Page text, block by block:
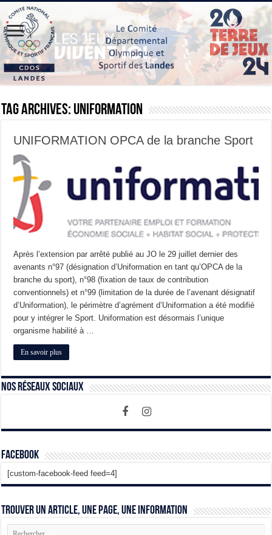
Tag Archives: uniformation
UNIFORMATION OPCA de la branche Sport
Après l’extension par arrêté publié au JO le 29 juillet dernier des
avenants n°97 (désignation d’Uniformation en tant qu’OPCA de la
branche du sport), n°98 (fixation de taux de contribution
conventionnels) et n°99 (limitation de la durée de l’avenant désignatif
d’Uniformation), le périmètre d’agrément d’Uniformation a été modifié
pour y intégrer le Sport. Uniformation est désormais l’unique
organisme habilité à …
En savoir plus
Nos Réseaux Sociaux
Facebook
[custom-facebook-feed feed=4]
Trouver un article, une page, une information